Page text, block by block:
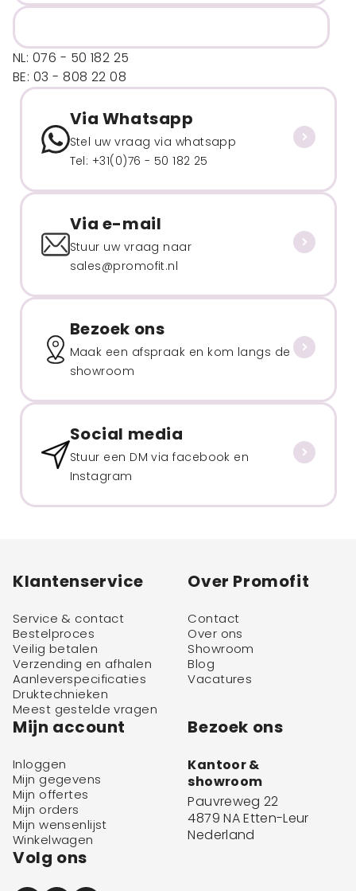
NL: 076 - 50 182 25
BE: 03 - 808 22 08
Via Whatsapp
Stel uw vraag via whatsapp
Tel: +31(0)76 - 50 182 25
Via e-mail
Stuur uw vraag naar
sales@promofit.nl
Bezoek ons
Maak een afspraak en kom langs de
showroom
Social media
Stuur een DM via facebook en
Instagram
Klantenservice
Service & contact
Bestelproces
Veilig betalen
Verzending en afhalen
Aanleverspecificaties
Druktechnieken
Meest gestelde vragen
Over Promofit
Contact
Over ons
Showroom
Blog
Vacatures
Mijn account
Inloggen
Mijn gegevens
Mijn offertes
Mijn orders
Mijn wensenlijst
Winkelwagen
Bezoek ons
Kantoor &
showroom
Pauvreweg 22
4879 NA Etten-Leur
Nederland
Volg ons